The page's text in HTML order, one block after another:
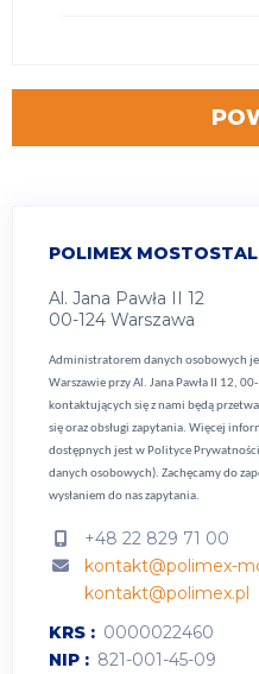
POLIMEX
Al. Jana Pawła II 12
00-124 Warszawa
Administratorem danych osobowych
Warszawie przy Al. Jana Pawła II 12,
kontaktujących się z nami będą
się oraz obsługi zapytania. Więcej
dostępnych jest w Polityce
danych osobowych). Zachęcamy do
wysłaniem do nas zapytania.
+48 22 829 71 00
kontakt@polimex-
kontakt@polimex.pl
KRS
0000022460
NIP
821-001-45-09